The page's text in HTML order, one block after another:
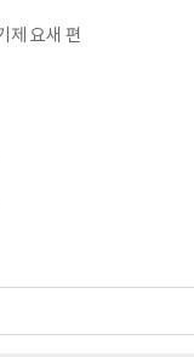
제 요새 편